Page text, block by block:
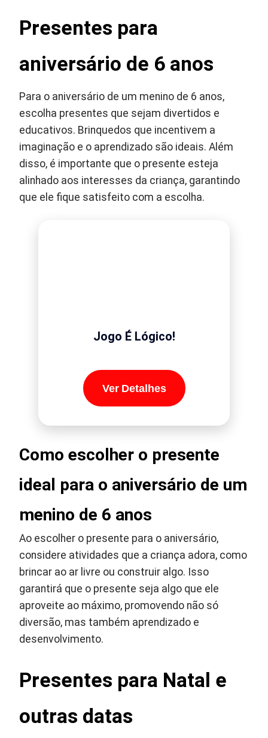
Presentes para
aniversário de 6 anos
Para o aniversário de um menino de 6 anos,
escolha presentes que sejam divertidos e
educativos. Brinquedos que incentivem a
imaginação e o aprendizado são ideais. Além
disso, é importante que o presente esteja
alinhado aos interesses da criança, garantindo
que ele fique satisfeito com a escolha.
Jogo É Lógico!
Ver Detalhes
Como escolher o presente
ideal para o aniversário de um
menino de 6 anos
Ao escolher o presente para o aniversário,
considere atividades que a criança adora, como
brincar ao ar livre ou construir algo. Isso
garantirá que o presente seja algo que ele
aproveite ao máximo, promovendo não só
diversão, mas também aprendizado e
desenvolvimento.
Presentes para Natal e
outras datas